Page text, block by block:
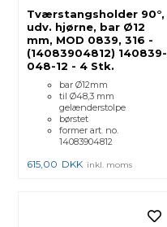
Tværstangsholder 90°,
udv. hjørne, bar Ø12
mm, MOD 0839, 316 -
(14083904812) 140839-
048-12 - 4 Stk.
bar Ø12mm
til Ø48,3 mm
gelænderstolpe
børstet
former art. no.
14083904812
615,00 DKK inkl. moms